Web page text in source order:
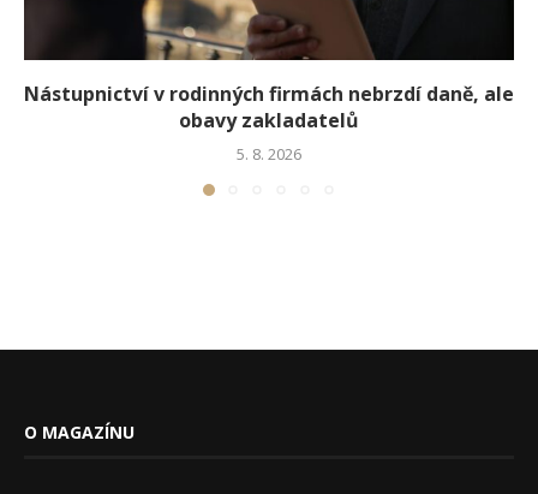
Nástupnictví v rodinných firmách nebrzdí daně, ale
obavy zakladatelů
5. 8. 2026
O MAGAZÍNU